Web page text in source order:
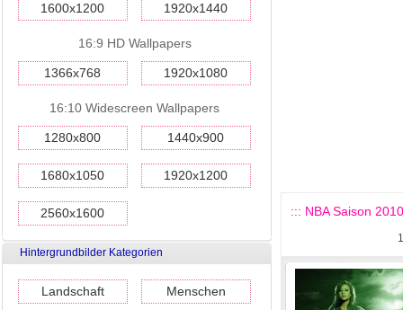
1600x1200 1920x1440
16:9 HD Wallpapers
1366x768 1920x1080
16:10 Widescreen Wallpapers
1280x800 1440x900
1680x1050 1920x1200
2560x1600
Hintergrundbilder Kategorien
Landschaft Menschen
::: NBA Saison